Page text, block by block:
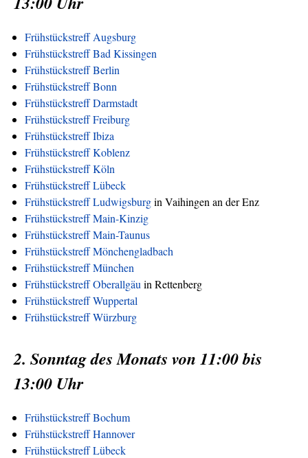
Frühstückstreff Augsburg
Frühstückstreff Bad Kissingen
Frühstückstreff Berlin
Frühstückstreff Bonn
Frühstückstreff Darmstadt
Frühstückstreff Freiburg
Frühstückstreff Ibiza
Frühstückstreff Koblenz
Frühstückstreff Köln
Frühstückstreff Lübeck
Frühstückstreff Ludwigsburgin Vaihingen an der Enz
Frühstückstreff Main-Kinzig
Frühstückstreff Main-Taunus
Frühstückstreff Mönchengladbach
Frühstückstreff München
Frühstückstreff Oberallgäu in Rettenberg
Frühstückstreff Wuppertal
Frühstückstreff Würzburg
2. Sonntag des Monats von 11:00 bis
13:00 Uhr
Frühstückstreff Bochum
Frühstückstreff Hannover
Frühstückstreff Lübeck